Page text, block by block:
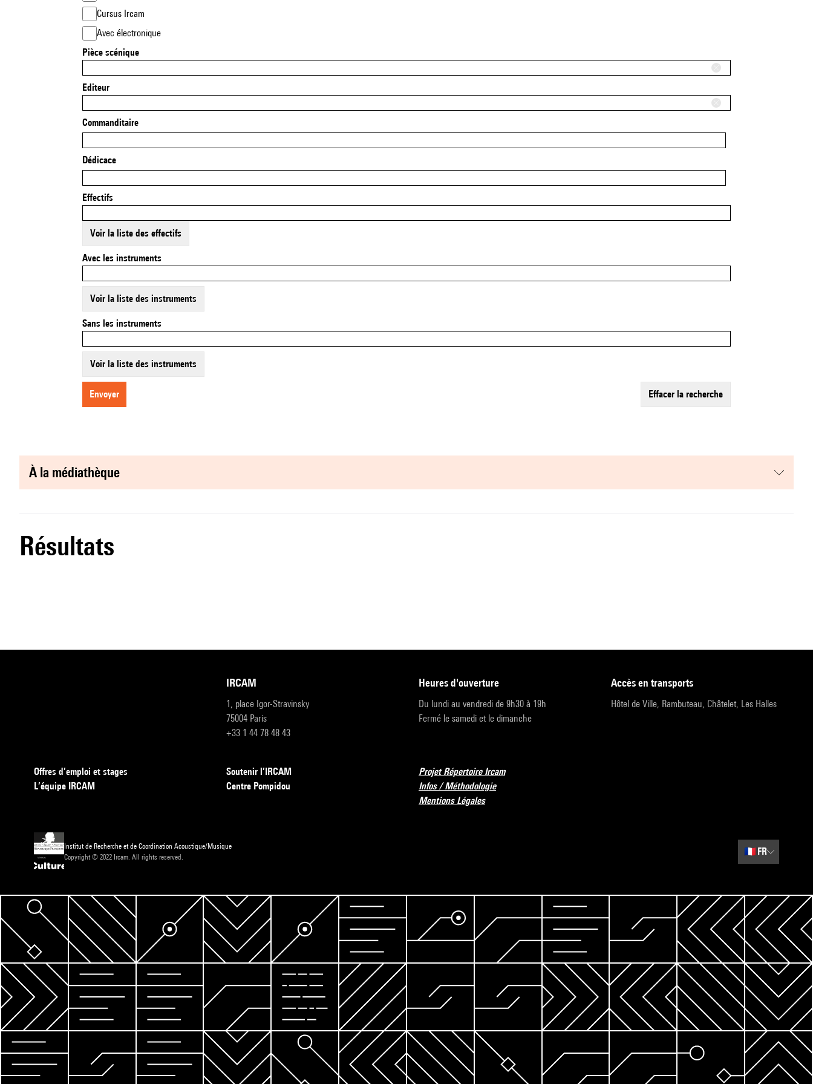
Cursus Ircam
Avec électronique
Pièce scénique
Editeur
Commanditaire
Dédicace
Effectifs
Voir la liste des effectifs
Avec les instruments
Voir la liste des instruments
Sans les instruments
Voir la liste des instruments
envoyer effacer la recherche
à la médiathèque
résultats
IRCAM
1, place Igor-Stravinsky
75004 Paris
+33 1 44 78 48 43
heures d'ouverture
Du lundi au vendredi de 9h30 à 19h
Fermé le samedi et le dimanche
accès en transports
Hôtel de Ville, Rambuteau, Châtelet, Les Halles
Offres d’emploi et stages
L’équipe IRCAM
Soutenir l’IRCAM
Centre Pompidou
Projet Répertoire Ircam
Infos / Méthodologie
Mentions Légales
Institut de Recherche et de Coordination Acoustique/Musique
Copyright © 2022 Ircam. All rights reserved.
🇫🇷 FR